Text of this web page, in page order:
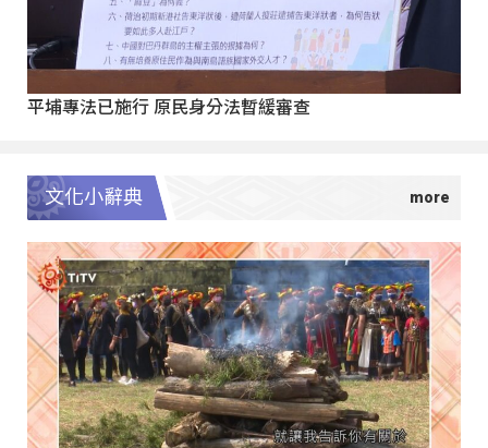
平埔專法已施行 原民身分法暫緩審查
文化小辭典